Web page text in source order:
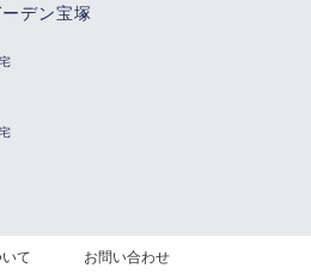
デン宝塚
て お問い合わせ